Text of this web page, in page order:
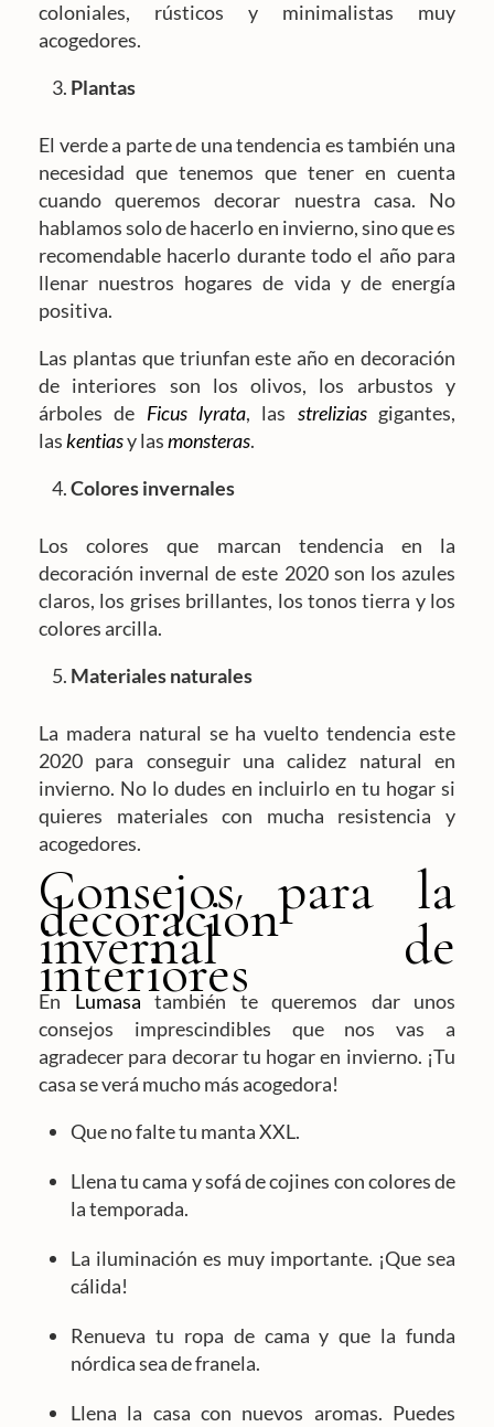
coloniales, rústicos y minimalistas muy
acogedores.
Plantas
El verde a parte de una tendencia es también una
necesidad que tenemos que tener en cuenta
cuando queremos decorar nuestra casa. No
hablamos solo de hacerlo en invierno, sino que es
recomendable hacerlo durante todo el año para
llenar nuestros hogares de vida y de energía
positiva.
Las plantas que triunfan este año en decoración
de interiores son los olivos, los arbustos y
árboles de Ficus lyrata, las strelizias gigantes,
laskentiasy lasmonsteras.
Colores invernales
Los colores que marcan tendencia en la
decoración invernal de este 2020 son los azules
claros, los grises brillantes, los tonos tierra y los
colores arcilla.
Materiales naturales
La madera natural se ha vuelto tendencia este
2020 para conseguir una calidez natural en
invierno. No lo dudes en incluirlo en tu hogar si
quieres materiales con mucha resistencia y
acogedores.
Consejos para la
decoración
invernal de
interiores
En Lumasa también te queremos dar unos
consejos imprescindibles que nos vas a
agradecer para decorar tu hogar en invierno. ¡Tu
casa se verá mucho más acogedora!
Que no falte tu manta XXL.
Llena tu cama y sofá de cojines con colores de
la temporada.
La iluminación es muy importante. ¡Que sea
cálida!
Renueva tu ropa de cama y que la funda
nórdica sea de franela.
Llena la casa con nuevos aromas. Puedes